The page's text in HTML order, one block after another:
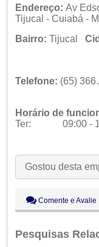
Endereço: Av
Tijucal - Cuiabá -
Bairro: Tijucal
Telefone: (65) 3665-7106
Horário de
Ter:
09:00 -
Ter:
09:00 -
Qua:
09:00 -
Sex:
09:00 -
Sáb:
Fechado
Dom:
Fechado
Gostou desta
Comente e Avalie
Pesquisas